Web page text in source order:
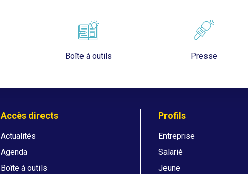
Boîte à outils Presse
Accès directs
Actualités
Agenda
Boîte à outils
Profils
Entreprise
Salarié
Jeune